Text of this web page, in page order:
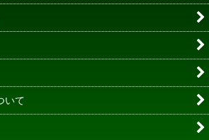
いて